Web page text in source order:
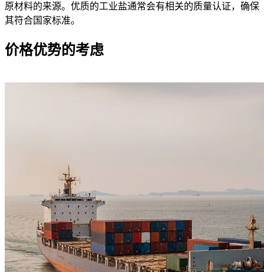
原材料的来源。优质的工业盐通常会有相关的质量认证，确保
其符合国家标准。
价格优势的考虑